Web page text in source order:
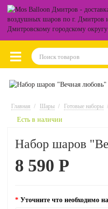
Главная Шары Готовые наборы
Есть в наличии
Набор шаров
8 590 Р
Уточните что необходимо